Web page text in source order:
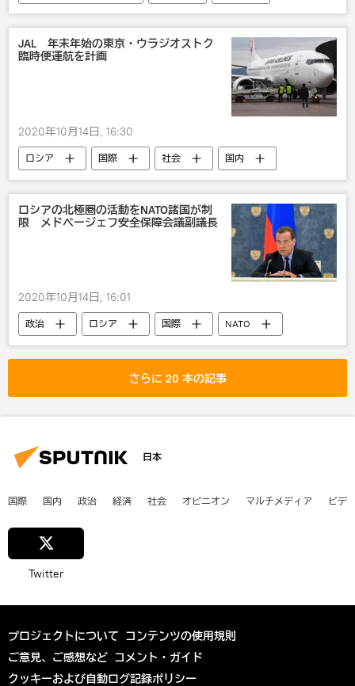
JAL 年末年始の東京・ウラジオストク
臨時便運航を計画
2020年10月14日, 16:30
ロシア 国際 社会
国内
露日関係
ロシアの北極圏の活動をNATO諸国が制
限 メドベージェフ安全保障会議副議長
2020年10月14日, 16:01
政治 ロシア 国際
NATO
ドミートリー・メドベージェフ
さらに 20 本の記事
日本
国際 国内 政治 経済 社会 オピニオン マルチメディア ビデ
Twitter
プロジェクトについて コンテンツの使用規則
ご意見、ご感想など コメント・ガイド
クッキーおよび自動ログ記録ポリシー